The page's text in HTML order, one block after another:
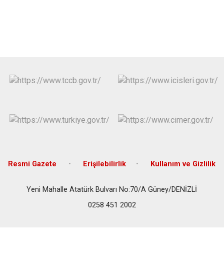
Resmi Gazete Erişilebilirlik Kullanım ve Gizlilik
Yeni Mahalle Atatürk Bulvarı No:70/A Güney/DENİZLİ
0258 451 2002